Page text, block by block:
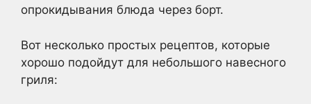
опрокидывания блюда через борт.
Вот несколько простых рецептов, которые
хорошо подойдут для небольшого навесного
гриля: